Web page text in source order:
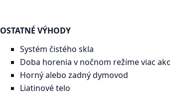
OSTATNÉ VÝHODY
Systém čistého skla
Doba horenia v nočnom režime viac
Horný alebo zadný dymovod
Liatinové telo